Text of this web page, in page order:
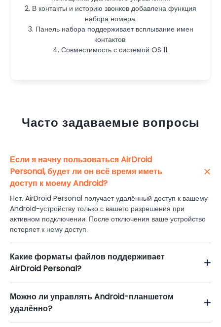
2. В контакты и историю звонков добавлена функция
набора номера.
3. Панель набора поддерживает всплывание имен
контактов.
4. Совместимость с системой OS 11.
нажатии на строку системного меню.
2. В контакты и историю звонков добавлена функция
набора номера.
3. Панель набора поддерживает всплывание имен
контактов.
4. Совместимость с системой OS 11.
Часто задаваемые вопросы
Если я начну пользоваться AirDroid
Personal, будет ли он всё время иметь
доступ к моему Android?
Нет. AirDroid Personal получает удалённый доступ к вашему
Android-устройству только с вашего разрешения при
активном подключении. После отключения ваше устройство
потеряет к нему доступ.
Какие форматы файлов поддерживает
AirDroid Personal?
Можно ли управлять Android-планшетом
удалённо?